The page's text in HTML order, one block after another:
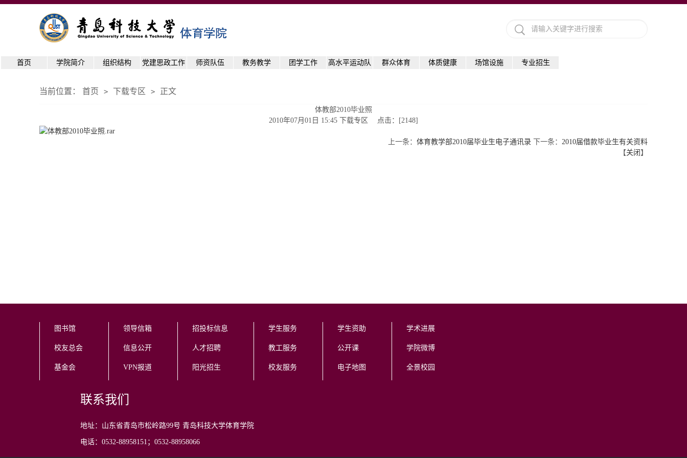
首页 学院简介 组织结构 党建思政工作 师资队伍 教务教学 团学工作 高水平运动队 群众体育 体质健康 场馆设施 专业招生
当前位置： 首页 > 下载专区 > 正文
体教部2010毕业照
2010年07月01日 15:45 下载专区 点击：[2148]
体教部2010毕业照.rar
上一条： 体育教学部2010届毕业生电子通讯录 下一条： 2010届借款毕业生有关资料
【关闭 】
图书馆
校友总会
基金会
领导信箱
信息公开
VPN报道
招投标信息
人才招聘
阳光招生
学生服务
教工服务
校友服务
学生资助
公开课
电子地图
学术进展
学院微博
全景校园
联系我们
地址：山东省青岛市松岭路99号 青岛科技大学体育学院
电话：0532-88958151；0532-88958066